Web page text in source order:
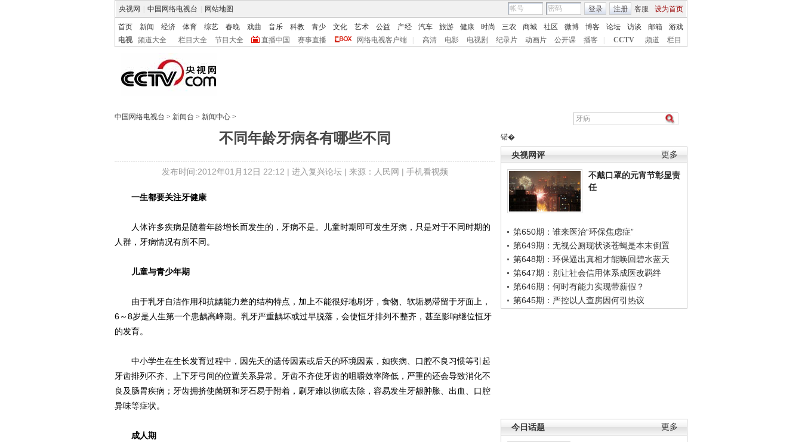
央视网 中国网络电视台 网站地图 客服 设为首页
登录 注册
首页 新闻 经济 体育 综艺 春晚 戏曲 音乐 科教 青少 文化 艺术 公益 产经 汽车 旅游 健康 时尚 三农 商城 社区 微博 博客 论坛 访谈 邮箱
游戏
电视
频道大全 栏目大全 节目大全 直播中国 赛事直播 网络电视客户端 高清 电影 电视剧 纪录片 动画片 公开课 播客 CCTV 频道 栏目
中国网络电视台 > 新闻台 > 新闻中心 >
不同年龄牙病各有哪些不同
发布时间:2012年01月12日 22:12 | 进入复兴论坛| 来源：人民网 | 手机看视频
锘�
更多
央视网评
不戴口罩的元宵节彰显责
任
第650期：谁来医治“环保焦虑症”
第649期：无视公厕现状谈苍蝇是本末倒置
第648期：环保逼出真相才能唤回碧水蓝天
第647期：别让社会信用体系成医改羁绊
第646期：何时有能力实现带薪假？
第645期：严控以人查房因何引热议
更多
今日话题
一生都要关注牙健康
人体许多疾病是随着年龄增长而发生的，牙病不是。儿童时期即可发生牙病，只是对于不同时期的
人群，牙病情况有所不同。
儿童与青少年期
由于乳牙自洁作用和抗龋能力差的结构特点，加上不能很好地刷牙，食物、软垢易滞留于牙面上，
6～8岁是人生第一个患龋高峰期。乳牙严重龋坏或过早脱落，会使恒牙排列不整齐，甚至影响继位恒牙
的发育。
中小学生在生长发育过程中，因先天的遗传因素或后天的环境因素，如疾病、口腔不良习惯等引起
牙齿排列不齐、上下牙弓间的位置关系异常。牙齿不齐使牙齿的咀嚼效率降低，严重的还会导致消化不
良及肠胃疾病；牙齿拥挤使菌斑和牙石易于附着，刷牙难以彻底去除，容易发生牙龈肿胀、出血、口腔
异味等症状。
成人期